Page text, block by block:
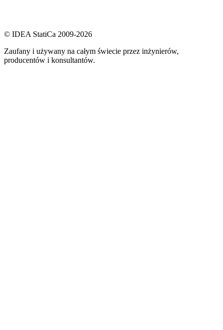
© IDEA StatiCa 2009-2026
Zaufany i używany na całym świecie przez inżynierów,
producentów i konsultantów.